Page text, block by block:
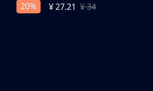
20%
¥ 27.21 ¥ 34